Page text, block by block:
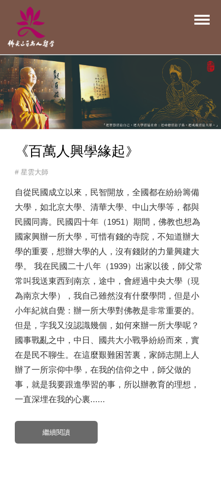
‬《百萬人興學緣起》
# 星雲大師
自從民國成立以來，民智開放，全國都在紛紛籌備
大學，如北京大學、清華大學、中山大學等，都與
民國同壽。民國四十年（1951）期間，佛教也想為
國家興辦一所大學，可惜有錢的寺院，不知道辦大
學的重要，想辦大學的人，沒有錢財的力量興建大
學。 我在民國二十八年（1939）出家以後，師父常
常叫我送東西到南京，途中，會經過中央大學（現
為南京大學），我自己雖然沒有什麼學問，但是小
小年紀就自覺：辦一所大學對佛教是非常重要的。
但是，字我又沒認識幾個，如何來辦一所大學呢？
國事戰亂之中，中日、國共大小戰爭紛紛而來，實
在是民不聊生。在這麼艱難困苦裏，家師志開上人
辦了一所宗仰中學，在我的信仰之中，師父做的
事，就是我要跟進學習的事，所以辦教育的理想，
一直深埋在我的心裏......
繼續閱讀